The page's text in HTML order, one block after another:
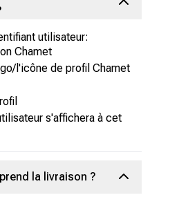
utilisateur:
Chamet
l'icône de profil Chamet
s'affichera à cet
la livraison ?